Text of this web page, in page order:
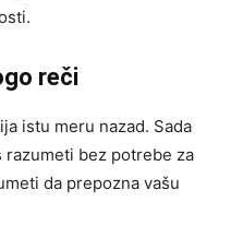
reči
istu meru nazad. Sada
razumeti bez potrebe za
da prepozna vašu